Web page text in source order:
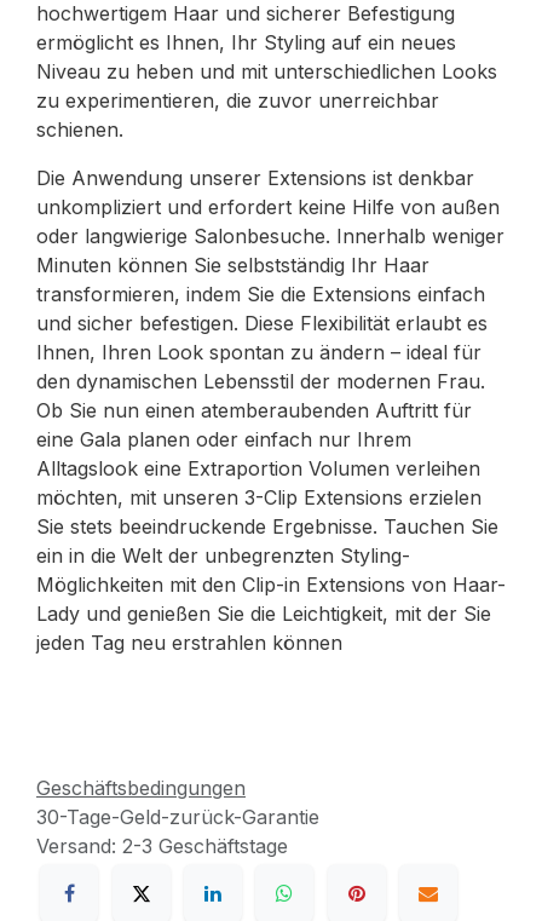
hochwertigem Haar und sicherer Befestigung
ermöglicht es Ihnen, Ihr Styling auf ein neues
Niveau zu heben und mit unterschiedlichen Looks
zu experimentieren, die zuvor unerreichbar
schienen.
Die Anwendung unserer Extensions ist denkbar
unkompliziert und erfordert keine Hilfe von außen
oder langwierige Salonbesuche. Innerhalb weniger
Minuten können Sie selbstständig Ihr Haar
transformieren, indem Sie die Extensions einfach
und sicher befestigen. Diese Flexibilität erlaubt es
Ihnen, Ihren Look spontan zu ändern – ideal für
den dynamischen Lebensstil der modernen Frau.
Ob Sie nun einen atemberaubenden Auftritt für
eine Gala planen oder einfach nur Ihrem
Alltagslook eine Extraportion Volumen verleihen
möchten, mit unseren 3-Clip Extensions erzielen
Sie stets beeindruckende Ergebnisse. Tauchen Sie
ein in die Welt der unbegrenzten Styling-
Möglichkeiten mit den Clip-in Extensions von Haar-
Lady und genießen Sie die Leichtigkeit, mit der Sie
jeden Tag neu erstrahlen können
Geschäftsbedingungen
30-Tage-Geld-zurück-Garantie
Versand: 2-3 Geschäftstage